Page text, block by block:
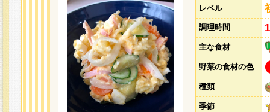
レベル
調理時間
主な食材
野菜の食材の色
種類
季節